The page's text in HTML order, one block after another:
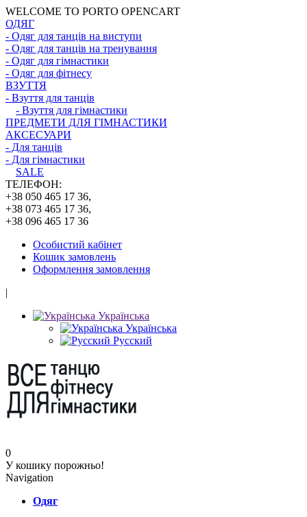
WELCOME TO PORTO OPENCART
ОДЯГ
- Одяг для танців на виступи
- Одяг для танців на тренування
- Одяг для гімнастики
- Одяг для фітнесу
ВЗУТТЯ
- Взуття для танців
- Взуття для гімнастики
ПРЕДМЕТИ ДЛЯ ГІМНАСТИКИ
АКСЕСУАРИ
- Для танців
- Для гімнастики
SALE
ТЕЛЕФОН:
+38 050 465 17 36,
+38 073 465 17 36,
+38 096 465 17 36
Особистий кабінет
Кошик замовлень
Оформлення замовлення
|
Українська
Українська
Русский
0
У кошику порожньо!
Navigation
Одяг